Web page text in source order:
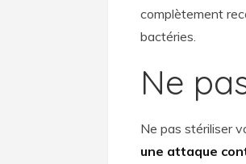
complètement
bactéries.
Ne
Ne pas stériliser
une attaque